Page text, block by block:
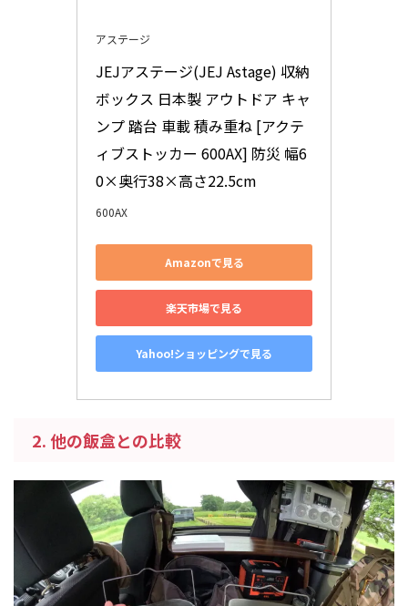
アステージ
JEJアステージ(JEJ Astage) 収納
ボックス 日本製 アウトドア キャ
ンプ 踏台 車載 積み重ね [アクテ
ィブストッカー 600AX] 防災 幅6
0×奥行38×高さ22.5cm
600AX
Amazonで見る
楽天市場で見る
Yahoo!ショッピングで見る
2. 他の飯盒との比較